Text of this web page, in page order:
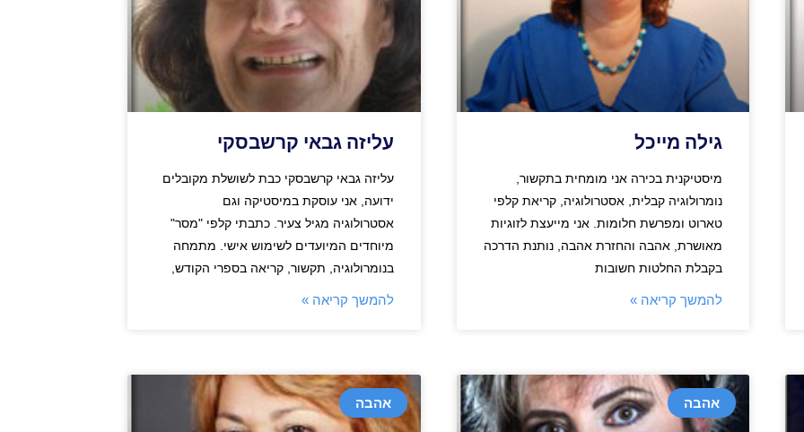
גילה מייכל
מיסטיקנית בכירה אני מומחית בתקשור,
נומרולוגיה קבלית, אסטרולוגיה, קריאת קלפי
טארוט ומפרשת חלומות. אני מייעצת לזוגיות
מאושרת, אהבה והחזרת אהבה, נותנת הדרכה
בקבלת החלטות חשובות
להמשך קריאה »
עליזה גבאי קרשבסקי
עליזה גבאי קרשבסקי כבת לשושלת מקובלים
ידועה, אני עוסקת במיסטיקה וגם
אסטרולוגיה מגיל צעיר. כתבתי קלפי "מסר"
מיוחדים המיועדים לשימוש אישי. מתמחה
בנומרולוגיה, תקשור, קריאה בספרי הקודש,
להמשך קריאה »
אהבה אהבה